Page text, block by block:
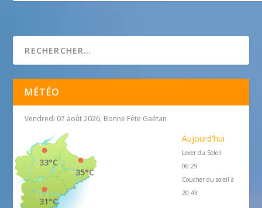
MÉTÉO
Vendredi 07 août 2026, Bonne Fête Gaétan
35°C
33°C
31°C
Aujourd'hui
Lever du Soleil
06:29
Coucher du soleil à
20:43